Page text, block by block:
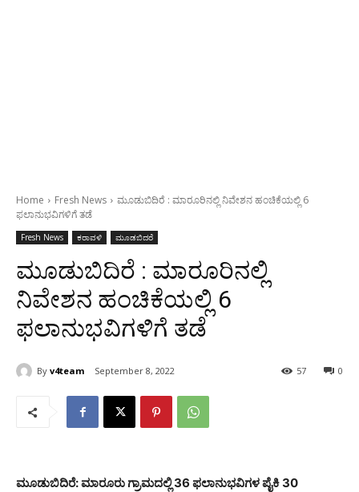
Home Fresh News
ಮೂಡುಬಿದಿರೆ : ಮಾರೂರಿನಲ್ಲಿ ನಿವೇಶನ ಹಂಚಿಕೆಯಲ್ಲಿ 6
ಫಲಾನುಭವಿಗಳಿಗೆ ತಡೆ
Fresh News ಕರಾವಳಿ ಮೂಡಬಿದರೆ
ಮೂಡುಬಿದಿರೆ : ಮಾರೂರಿನಲ್ಲಿ
ನಿವೇಶನ ಹಂಚಿಕೆಯಲ್ಲಿ 6
ಫಲಾನುಭವಿಗಳಿಗೆ ತಡೆ
By v4team September 8, 2022 0
57
ಮೂಡುಬಿದಿರೆ: ಮಾರೂರು ಗ್ರಾಮದಲ್ಲಿ 36 ಫಲಾನುಭವಿಗಳ ಪೈಕಿ 30